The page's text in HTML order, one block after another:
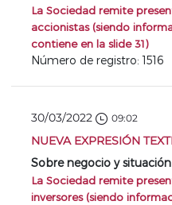
La Sociedad remite
accionistas (siendo
contiene en la slide 31)
Número de registro: 1516
30/03/2022 09:02
NUEVA EXPRESIÓN
Sobre negocio y
La Sociedad remite
inversores (siendo